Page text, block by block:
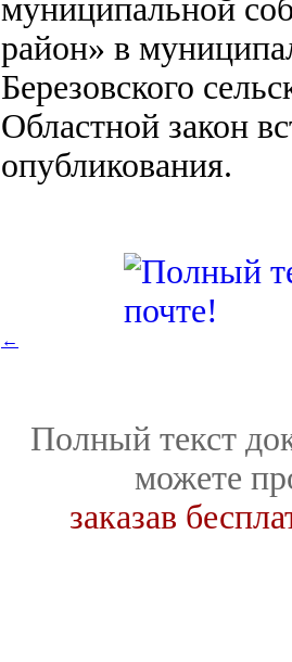
муниципальной
район» в
Березовского
Областной закон
опубликования.
←
Полный текст
можете
заказав